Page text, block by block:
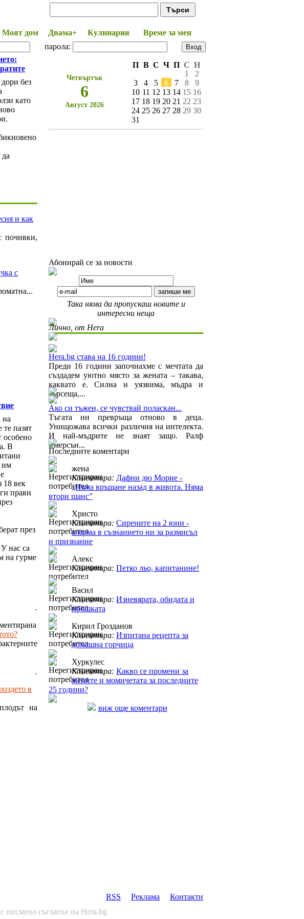
Моят дом Двама+ Кулинария
Време за мен
парола:
без
като
и как
почивки,
с
на
пазят
особено
В
им
18 век
прави
през
нас са
на гурме
.
.
в
на
Четвъртък
6
Август 2026
П В С Ч П С Н
1
2
3
4 5 6 7 8
9
10 11 12 13 14 15 16
17 18 19 20 21 22 23
24 25 26 27 28 29 30
31
Абонирай се за новости
Така няма да пропускаш новите и
интересни неща
Лично, от Hera
Hera.bg става на 16 години!
Преди 16 години започнахме с мечтата да
създадем уютно място за жената – такава,
каквато е. Силна и уязвима, мъдра и
търсеща,...
Ако си тъжен, се чувствай поласкан...
Тъгата ни превръща отново в деца.
Унищожава всички различия на интелекта.
И най-мъдрите не знаят защо. Ралф
Емерсън...
Последните коментари
жена
Коментира: Дафни дю Морие -
„Няма връщане назад в живота. Няма
втори шанс”
Христо
Коментира: Сирените на 2 юни -
аларма в съзнанието ни за размисъл
и признание
Алекс
Коментира: Петко льо, капитанине!
Васил
Коментира: Изневярата, обидата и
прошката
Кирил Грозданов
Коментира: Изпитана рецепта за
домашна горчица
Хуркулес
Коментира: Какво се промени за
жените и момичетата за последните
25 години?
виж още коментари
RSS Реклама
Контакти
писмено съгласие на Hera.bg